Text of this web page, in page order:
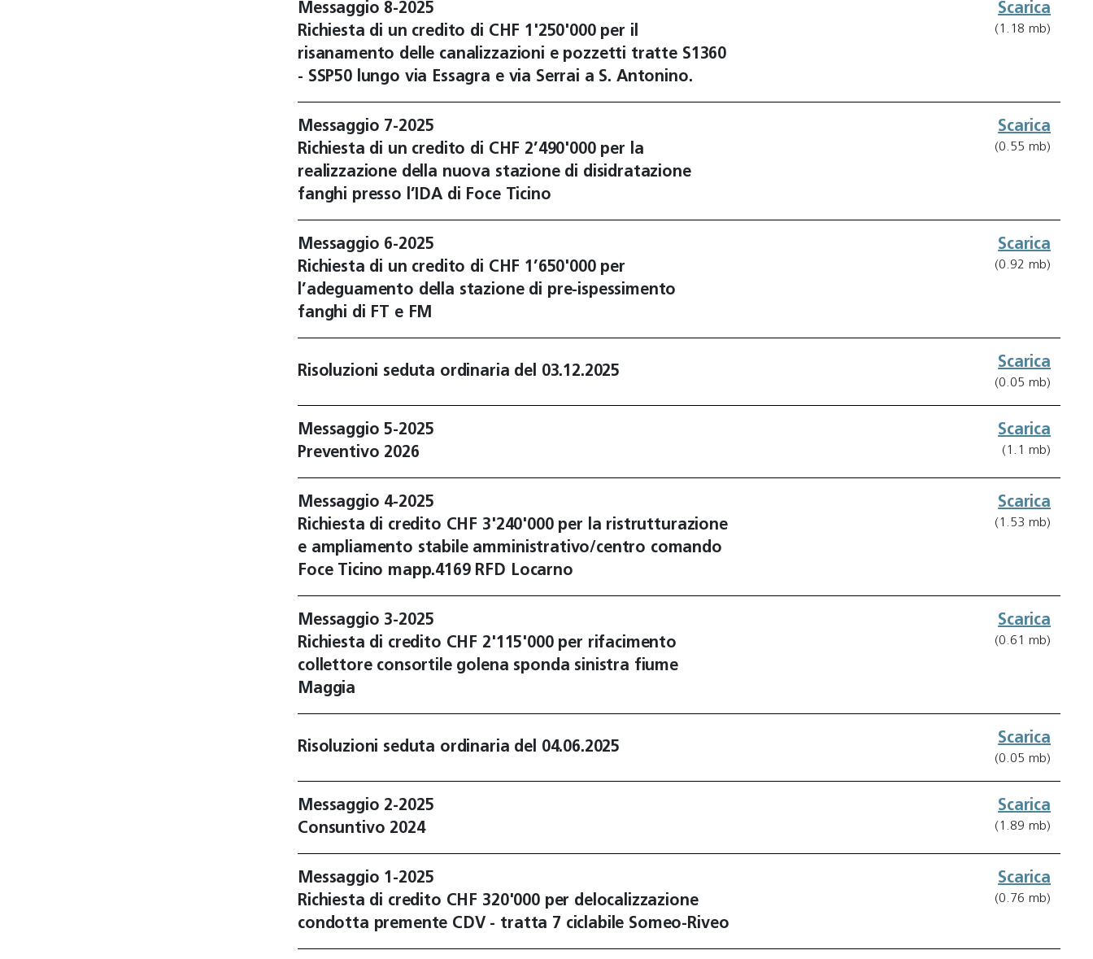
Messaggio 8-2025
Richiesta di un credito di CHF 1'250'000 per il
risanamento delle canalizzazioni e pozzetti tratte S1360
- SSP50 lungo via Essagra e via Serrai a S. Antonino.
Scarica
(1.18 mb)
Messaggio 7-2025
Richiesta di un credito di CHF 2’490'000 per la
realizzazione della nuova stazione di disidratazione
fanghi presso l’IDA di Foce Ticino
Scarica
(0.55 mb)
Messaggio 6-2025
Richiesta di un credito di CHF 1’650'000 per
l’adeguamento della stazione di pre-ispessimento
fanghi di FT e FM
Scarica
(0.92 mb)
Risoluzioni seduta ordinaria del 03.12.2025
Scarica
(0.05 mb)
Messaggio 5-2025
Preventivo 2026
Scarica
(1.1 mb)
Messaggio 4-2025
Richiesta di credito CHF 3'240'000 per la ristrutturazione
e ampliamento stabile amministrativo/centro comando
Foce Ticino mapp.4169 RFD Locarno
Scarica
(1.53 mb)
Messaggio 3-2025
Richiesta di credito CHF 2'115'000 per rifacimento
collettore consortile golena sponda sinistra fiume
Maggia
Scarica
(0.61 mb)
Risoluzioni seduta ordinaria del 04.06.2025
Scarica
(0.05 mb)
Messaggio 2-2025
Consuntivo 2024
Scarica
(1.89 mb)
Messaggio 1-2025
Richiesta di credito CHF 320'000 per delocalizzazione
condotta premente CDV - tratta 7 ciclabile Someo-Riveo
Scarica
(0.76 mb)